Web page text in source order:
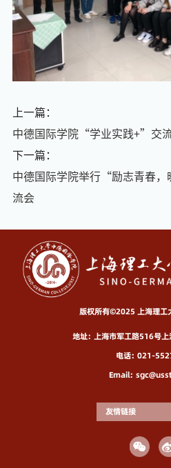
上一篇：
中德国际学院“学业实践+”交
下一篇：
中德国际学院举行“励志青春
流会
版权所有©2025 上海理工
地址：上海市军工路516号
电话：021-
Email：
友情链接